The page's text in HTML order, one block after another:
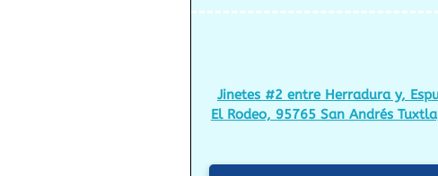
Jinetes #2 entre Herradura y,
El Rodeo, 95765 San Andrés